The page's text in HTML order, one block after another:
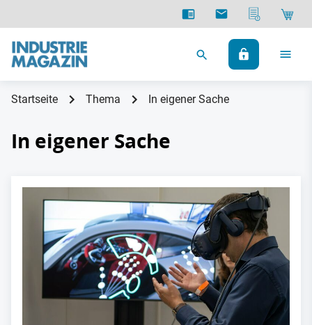
Startseite Thema In eigener Sache
In eigener Sache